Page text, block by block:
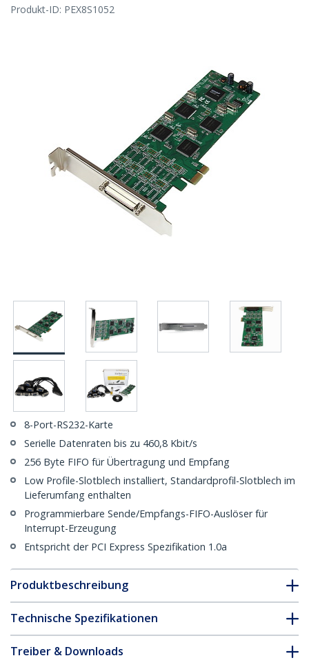
Produkt-ID: PEX8S1052
8-Port-RS232-Karte
Serielle Datenraten bis zu 460,8 Kbit/s
256 Byte FIFO für Übertragung und Empfang
Low Profile-Slotblech installiert, Standardprofil-Slotblech im
Lieferumfang enthalten
Programmierbare Sende/Empfangs-FIFO-Auslöser für
Interrupt-Erzeugung
Entspricht der PCI Express Spezifikation 1.0a
Produktbeschreibung
Technische Spezifikationen
Treiber & Downloads